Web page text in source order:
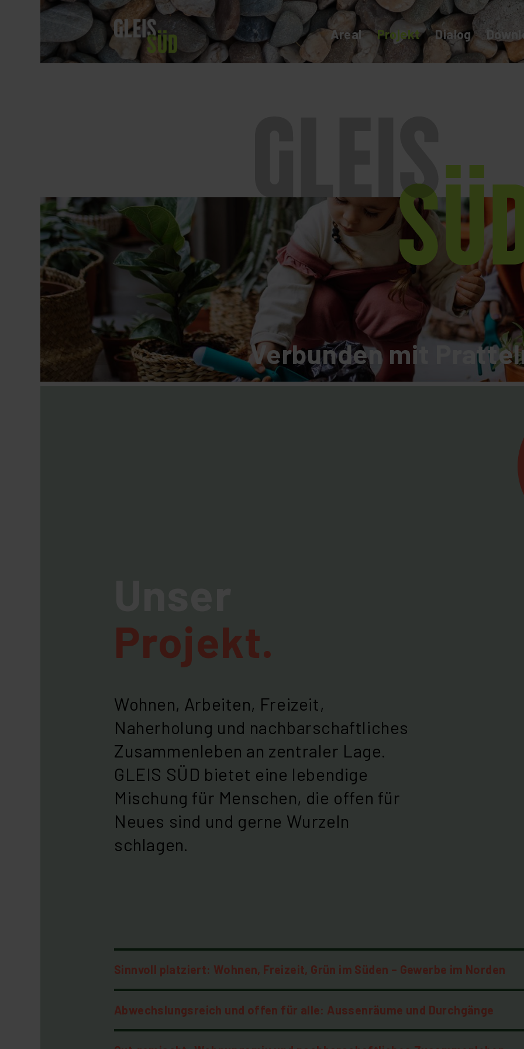
Areal Projekt Dialog
Verbunden mit
Projekt.
Wohnen, Arbeiten, Freizeit,
Naherholung und nachbarschaftliches
Zusammenleben an zentraler Lage.
GLEIS SÜD bietet eine lebendige
Mischung für Menschen, die offen für
Neues sind und gerne Wurzeln
schlagen.
Sinnvoll platziert: Wohnen, Freizeit, Grün im Süden – Gewerbe im Norden
Abwechslungsreich und offen für alle: Aussenräume und Durchgänge